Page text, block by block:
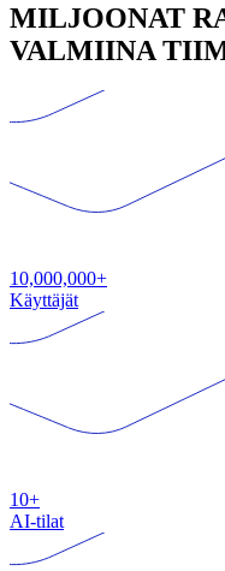
MILJOONAT
VALMIINA
10,000,000+
Käyttäjät
10+
AI-tilat